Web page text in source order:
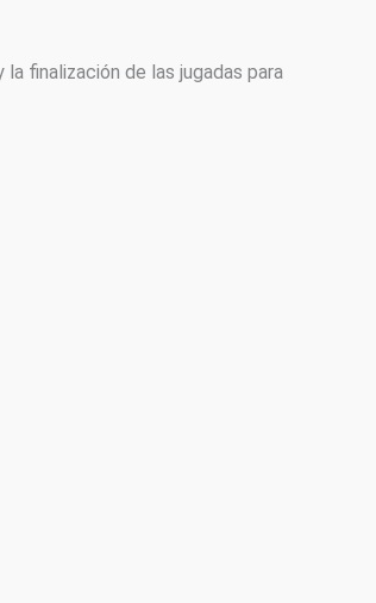
finalización de las jugadas para